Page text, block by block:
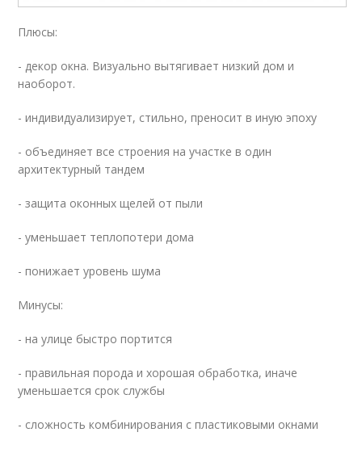
Плюсы:
- декор окна. Визуально вытягивает низкий дом и
наоборот.
- индивидуализирует, стильно, преносит в иную эпоху
- объединяет все строения на участке в один
архитектурный тандем
- защита оконных щелей от пыли
- уменьшает теплопотери дома
- понижает уровень шума
Минусы:
- на улице быстро портится
- правильная порода и хорошая обработка, иначе
уменьшается срок службы
- сложность комбинирования с пластиковыми окнами